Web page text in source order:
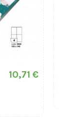
10,71 €